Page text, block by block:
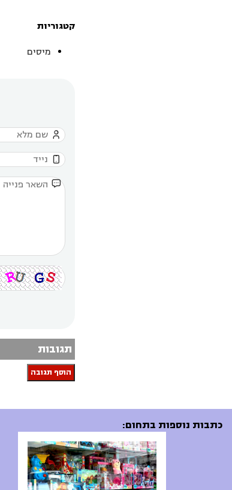
קטגוריות
מיסים



תגובות
הוסף תגובה
כתבות נוספות בתחום: